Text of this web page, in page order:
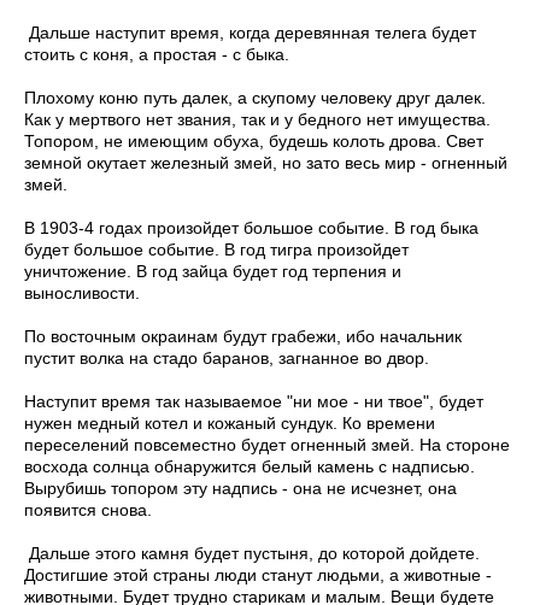
Дальше наступит время, когда деревянная телега будет
стоить с коня, а простая - с быка.
Плохому коню путь далек, а скупому человеку друг далек.
Как у мертвого нет звания, так и у бедного нет имущества.
Топором, не имеющим обуха, будешь колоть дрова. Свет
земной окутает железный змей, но зато весь мир - огненный
змей.
В 1903-4 годах произойдет большое событие. В год быка
будет большое событие. В год тигра произойдет
уничтожение. В год зайца будет год терпения и
выносливости.
По восточным окраинам будут грабежи, ибо начальник
пустит волка на стадо баранов, загнанное во двор.
Наступит время так называемое "ни мое - ни твое", будет
нужен медный котел и кожаный сундук. Ко времени
переселений повсеместно будет огненный змей. На стороне
восхода солнца обнаружится белый камень с надписью.
Вырубишь топором эту надпись - она не исчезнет, она
появится снова.
Дальше этого камня будет пустыня, до которой дойдете.
Достигшие этой страны люди станут людьми, а животные -
животными. Будет трудно старикам и малым. Вещи будете